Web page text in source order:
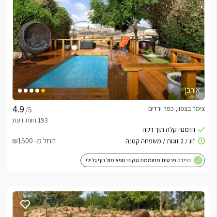
מה יש בפנים הסוויטות?
ולדמנס מציע לכם 2 סוויטות יוקרה המתאימות לזוגות או משפחות
סוויטת גארדן מציעה חוויית אירוח יוקרתית לזוגות, עם גן פרטי מרהיב
הכולל בריכה , ג'קוזי ספא מפנק ופינות ישיבה אינטימיות בלב
סוויטת דרים משלבת עיצוב אלגנטי עם נוחות מרבית, כוללת בריכה
פרטית מחוממת עם מפל מים, ג'קוזי זוגי מרווח וחדר שינה עם מיטת
בכל סוויטה תהנו ממיטה זוגית ענקית ומפוארת עם מזרן איכותי
ופינות אירוח מעוצבות.
אורבן
/5
צימר בצפון, כפר ורדים
החל מ- ₪1500
בריכה פרטית מחוממת וגקוזי ספא מול נוף גלילי